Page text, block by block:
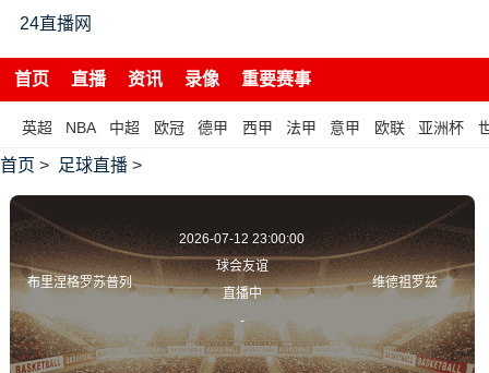
24直播网
首页 直播 资讯 录像 重要赛事
英超 NBA 中超 欧冠 德甲 西甲 法甲 意甲 欧联 亚洲杯
首页 > 足球直播 >
布里涅格罗苏普列
2026-07-12 23:00:00
球会友谊
直播中
-
维德祖罗兹